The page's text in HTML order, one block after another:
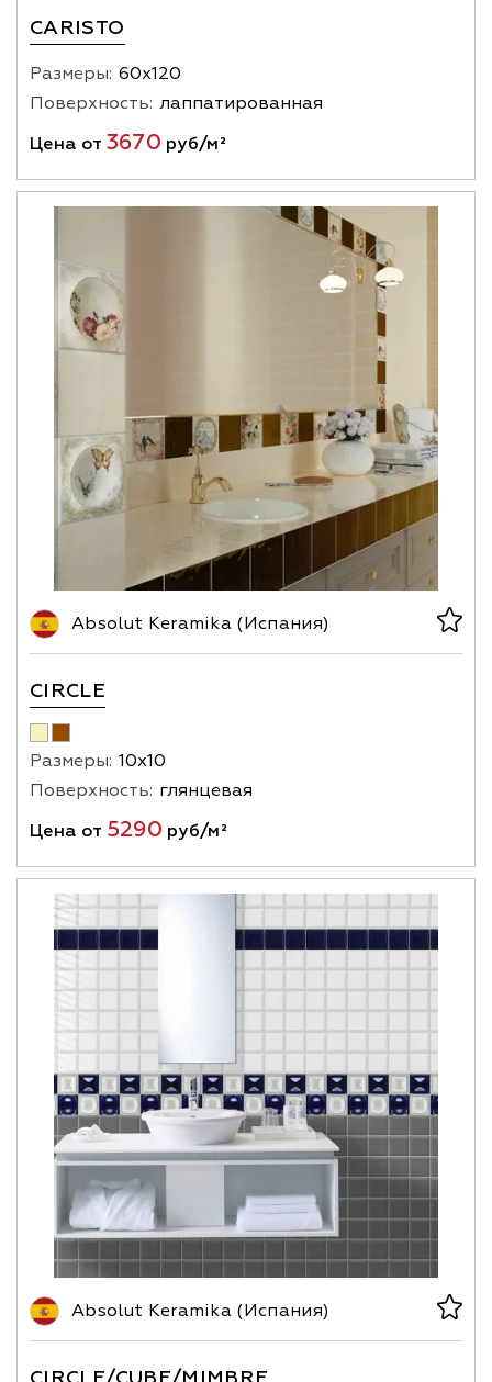
CARISTO
Размеры: 60х120
Поверхность: лаппатированная
Цена от 3670 руб/м²
Absolut Keramika (Испания)
CIRCLE
Размеры: 10х10
Поверхность: глянцевая
Цена от 5290 руб/м²
Absolut Keramika (Испания)